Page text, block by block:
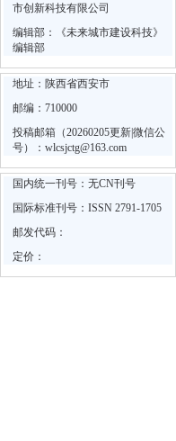
市创新科技有限公司
编辑部：《未来城市建设科技》
编辑部
地址：陕西省西安市
邮编：710000
投稿邮箱（20260205更新|微信公
号）：wlcsjctg@163.com
国内统一刊号：无CN刊号
国际标准刊号：ISSN 2791-1705
邮发代码：
定价：